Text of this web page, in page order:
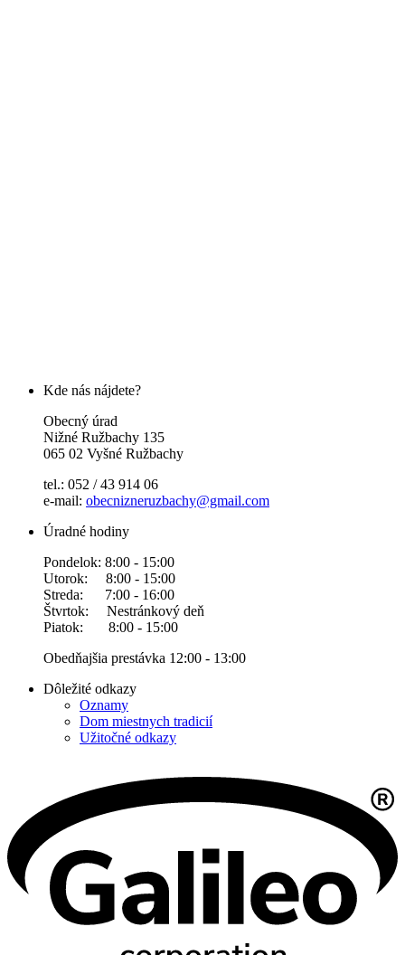
Kde nás nájdete?
Obecný úrad
Nižné Ružbachy 135
065 02 Vyšné Ružbachy
tel.: 052 / 43 914 06
e-mail: obecnizneruzbachy@gmail.com
Úradné hodiny
Pondelok: 8:00 - 15:00
Utorok: 8:00 - 15:00
Streda: 7:00 - 16:00
Štvrtok: Nestránkový deň
Piatok: 8:00 - 15:00
Obedňajšia prestávka 12:00 - 13:00
Dôležité odkazy
Oznamy
Dom miestnych tradicií
Užitočné odkazy